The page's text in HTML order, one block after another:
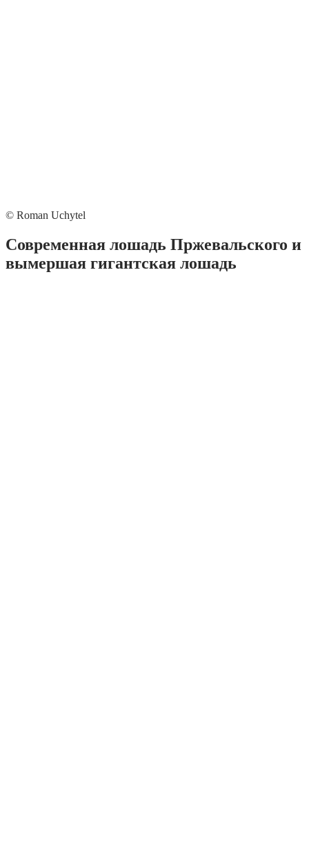
© Roman Uchytel
Современная лошадь Пржевальского и
вымершая гигантская лошадь